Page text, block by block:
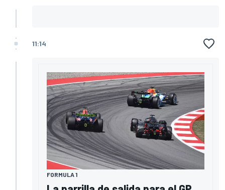
11:14
FORMULA 1